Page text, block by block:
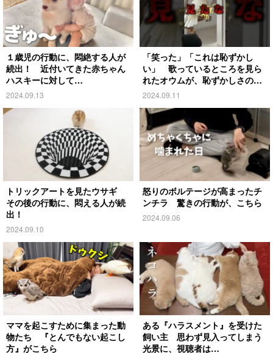
１歳児の行動に、悶絶する人が
続出！ 近付いてきた赤ちゃん
ハスキーに対して…
2024.09.13
「笑った」「これは恥ずかし
い」 歌っているところを見ら
れたオウムが、恥ずかしさのあ
まり…
2024.09.11
トリックアートを見たウサギ
その後の行動に、悶える人が続
出！
2024.09.10
怒りのボルテージが高まったチ
ンチラ 驚きの行動が、こちら
2024.09.06
ママを起こすために集まった動
物たち 『とんでもない起こし
方』がこちら
ある『ハラスメント』を受けた
飼い主 思わず見入ってしまう
光景に、視聴者は…